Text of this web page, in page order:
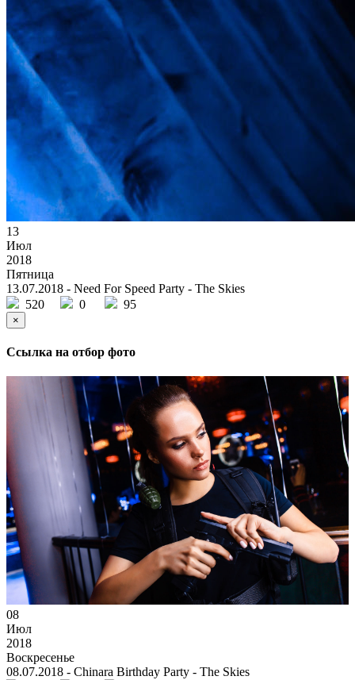
13
Июл
2018
Пятница
13.07.2018 - Need For Speed Party - The Skies
520
0 95
×
Ссылка на отбор фото
08
Июл
2018
Воскресенье
08.07.2018 - Chinara Birthday Party - The Skies